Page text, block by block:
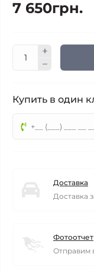
7 650грн.
Купить в один
Доставка
Доставка
Фотоотчет
Отправим